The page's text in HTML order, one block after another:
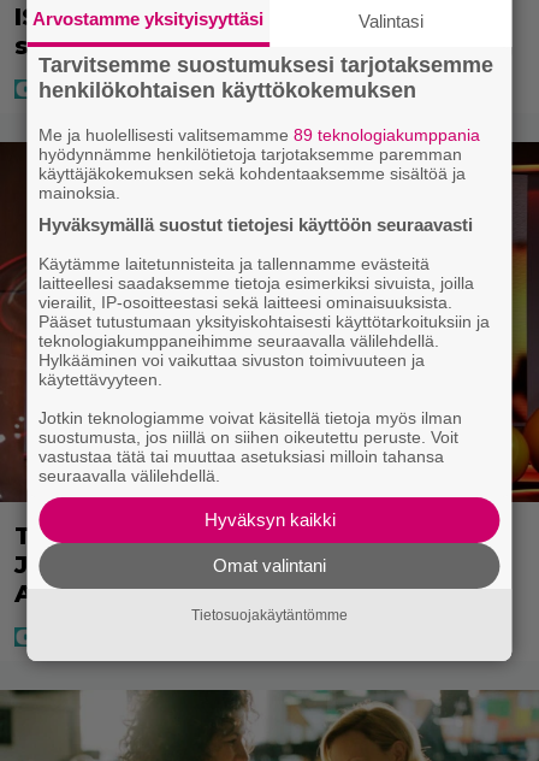
IS: Hjalliksen ja Jasminen häissä
suomalainen supertähti
Täällä pelattiin lauantain Loton ja
Jokerin isot rahat – Tokmannilla,
ABC:lla, netissä…
Arvostamme yksityisyyttäsi Valintasi
Tarvitsemme suostumuksesi tarjotaksemme
henkilökohtaisen käyttökokemuksen
Me ja huolellisesti valitsemamme89 teknologiakumppania
hyödynnämme henkilötietoja tarjotaksemme paremman
käyttäjäkokemuksen sekä kohdentaaksemme sisältöä ja
mainoksia.
Hyväksymällä suostut tietojesi käyttöön seuraavasti
Käytämme laitetunnisteita ja tallennamme evästeitä
laitteellesi saadaksemme tietoja esimerkiksi sivuista, joilla
vierailit, IP-osoitteestasi sekä laitteesi ominaisuuksista.
Pääset tutustumaan yksityiskohtaisesti käyttötarkoituksiin ja
teknologiakumppaneihimme seuraavalla välilehdellä.
Hylkääminen voi vaikuttaa sivuston toimivuuteen ja
käytettävyyteen.
Jotkin teknologiamme voivat käsitellä tietoja myös ilman
suostumusta, jos niillä on siihen oikeutettu peruste. Voit
vastustaa tätä tai muuttaa asetuksiasi milloin tahansa
seuraavalla välilehdellä.
Hyväksyn kaikki
Omat valintani
Tietosuojakäytäntömme